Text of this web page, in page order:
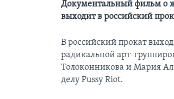
Документальный фильм о
выходит в российский
В российский прокат
радикальной арт-
Толоконникова и Мария
делу Pussy Riot.